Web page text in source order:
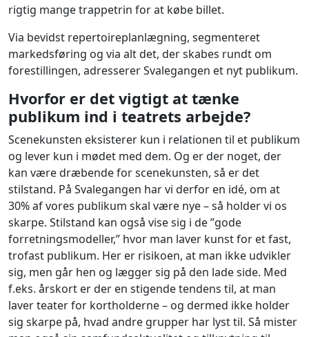
rigtig mange trappetrin for at købe billet.
Via bevidst repertoireplanlægning, segmenteret
markedsføring og via alt det, der skabes rundt om
forestillingen, adresserer Svalegangen et nyt publikum.
Hvorfor er det vigtigt at tænke
publikum ind i teatrets arbejde?
Scenekunsten eksisterer kun i relationen til et publikum
og lever kun i mødet med dem. Og er der noget, der
kan være dræbende for scenekunsten, så er det
stilstand. På Svalegangen har vi derfor en idé, om at
30% af vores publikum skal være nye – så holder vi os
skarpe. Stilstand kan også vise sig i de ”gode
forretningsmodeller,” hvor man laver kunst for et fast,
trofast publikum. Her er risikoen, at man ikke udvikler
sig, men går hen og lægger sig på den lade side. Med
f.eks. årskort er der en stigende tendens til, at man
laver teater for kortholderne– og dermed ikke holder
sig skarpe på, hvad andre grupper har lyst til. Så mister